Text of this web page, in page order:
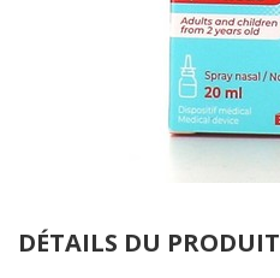
DÉTAILS DU PRODUIT